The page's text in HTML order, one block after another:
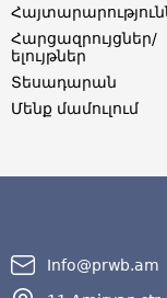
Հարցազրույցներ/
ելույթներ
Տեսադարան
Մենք մամուլում
Info@prwb.am